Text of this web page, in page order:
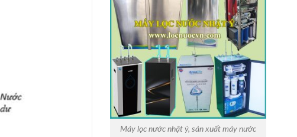
Máy lọc nước nhật ý, sản xuất máy nước